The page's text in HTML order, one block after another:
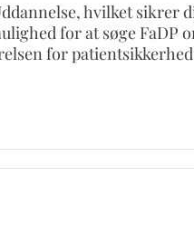
hvilket sikrer
for at søge FaDP
for